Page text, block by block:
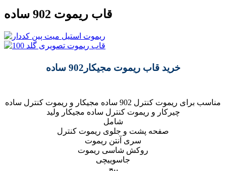
قاب ریموت 902 ساده
خرید قاب ریموت مجیکار902 ساده
مناسب برای ریموت کنترل 902 ساده مجیکار و ریموت کنترل ساده
چیرکار و ریموت کنترل ساده مجیکار ولید
شامل
صفحه پشت و جلوی ریموت کنترل
سری آنتن ریموت
روکش شاسی ریموت
جاسوییچی
پیچ